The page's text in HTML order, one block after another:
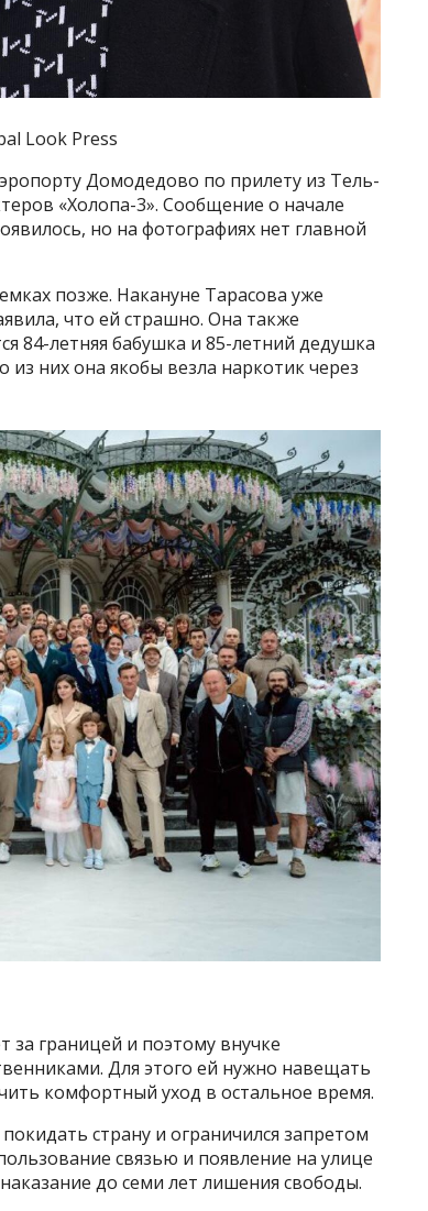
Look Press
Домодедово по прилету из Тель-
«Холопа-3». Сообщение о начале
но на фотографиях нет главной
позже. Накануне Тарасова уже
что ей страшно. Она также
84-летняя бабушка и 85-летний дедушка
них она якобы везла наркотик через
границей и поэтому внучке
Для этого ей нужно навещать
комфортный уход в остальное время.
страну и ограничился запретом
связью и появление на улице
до семи лет лишения свободы.